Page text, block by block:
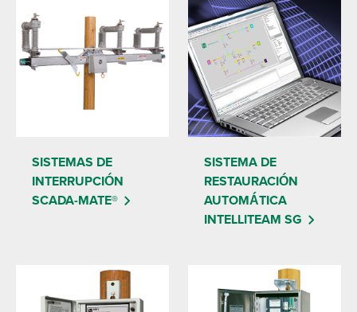
SISTEMAS DE
INTERRUPCIÓN
SCADA-MATE®
SISTEMA DE
RESTAURACIÓN
AUTOMÁTICA
INTELLITEAM SG